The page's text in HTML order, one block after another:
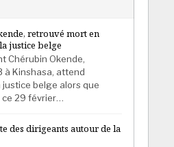
retrouvé mort en
justice belge
Chérubin Okende,
à Kinshasa, attend
belge alors que
ce 29 février…
des dirigeants autour de la